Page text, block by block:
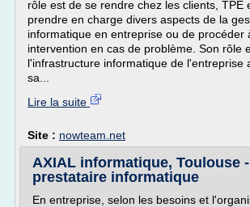
rôle est de se rendre chez les clients, TPE
prendre en charge divers aspects de la
informatique en entreprise ou de procéder
intervention en cas de problème. Son rôle
l'infrastructure informatique de l'entreprise
sa...
Lire la suite
Site : nowteam.net
AXIAL informatique, Toulouse
prestataire informatique
En entreprise, selon les besoins et